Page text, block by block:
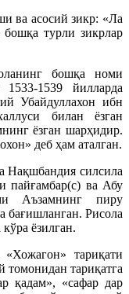
ва асосий зикр: «Ла
турли зикрлар
бошқа номи
1539 йилларда
Убайдуллахон ибн
билан ёзган
ёзган шарҳидир.
деб ҳам аталган.
Нақшбандия силсила
пайғамбар(с) ва Абу
Аъзамнинг пиру
бағишланган. Рисола
ёзилган.
тариқати
тариқатга
қадам», «сафар дар